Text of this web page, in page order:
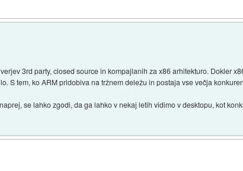
3rd party, closed source in kompajlanih za x86 arhitekturo. Dokler
S tem, ko ARM pridobiva na tržnem deležu in postaja vse večja
se lahko zgodi, da ga lahko v nekaj letih vidimo v desktopu, kot